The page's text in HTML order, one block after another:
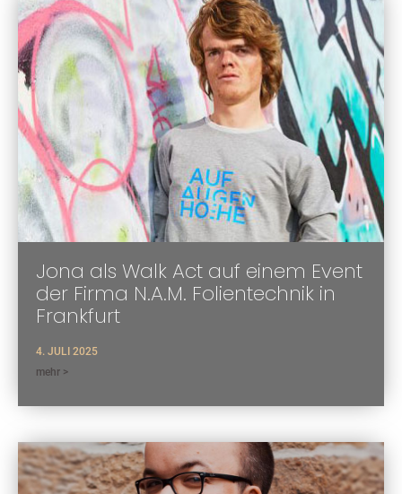
Jona als Walk Act auf einem Event
der Firma N.A.M. Folientechnik in
Frankfurt
4. JULI 2025
mehr >